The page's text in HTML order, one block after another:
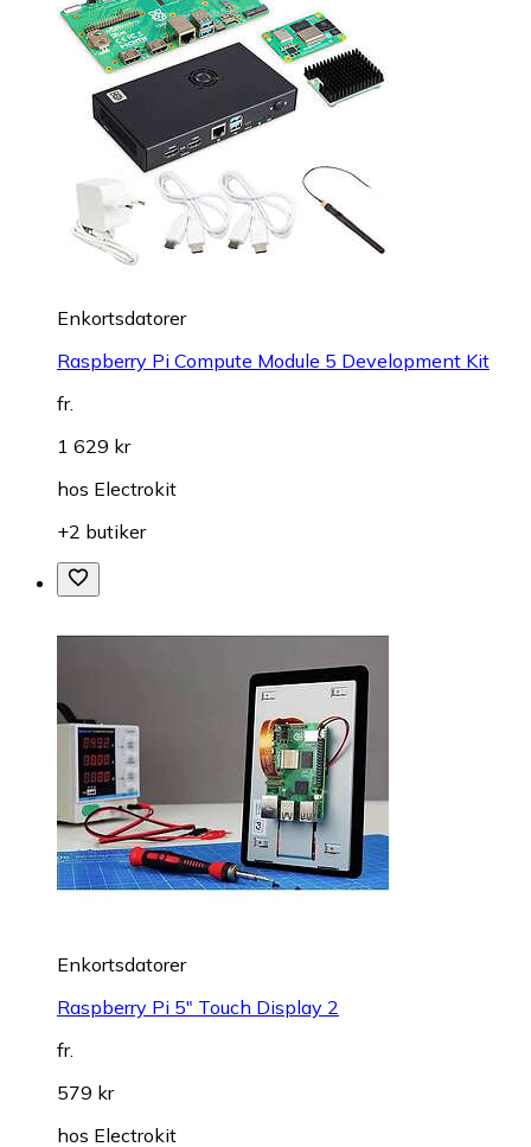
Enkortsdatorer
Raspberry Pi Compute Module 5 Development Kit
fr.
1 629 kr
hos Electrokit
+2 butiker
Enkortsdatorer
Raspberry Pi 5" Touch Display 2
fr.
579 kr
hos Electrokit